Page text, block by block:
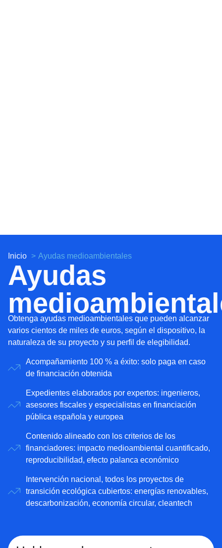
Inicio Ayudas medioambientales
Ayudas
Obtenga ayudas medioambientales que pueden alcanzar
varios cientos de miles de euros, según el dispositivo, la
naturaleza de su proyecto y su perfil de elegibilidad.
Acompañamiento 100 % a éxito: solo paga en caso
de financiación obtenida
Expedientes elaborados por expertos: ingenieros,
asesores fiscales y especialistas en financiación
pública española y europea
Contenido alineado con los criterios de los
financiadores: impacto medioambiental cuantificado,
reproducibilidad, efecto palanca económico
Intervención nacional, todos los proyectos de
transición ecológica cubiertos: energías renovables,
descarbonización, economía circular, cleantech